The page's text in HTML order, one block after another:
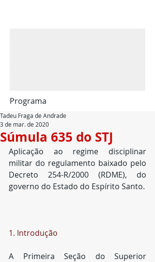
Programa
Súmula 635 do STJ
Tadeu Fraga de Andrade
3 de mar. de 2020
Aplicação ao regime disciplinar
militar do regulamento baixado pelo
Decreto 254-R/2000 (RDME), do
governo do Estado do Espírito Santo.
1. Introdução
A Primeira Seção do Superior